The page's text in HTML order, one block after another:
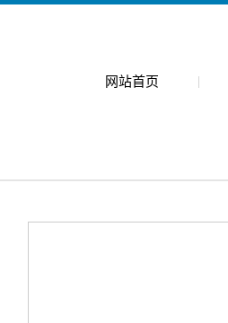
网站首页